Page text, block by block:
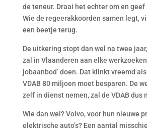
de teneur. Draai het echter om en geef
Wie de regeerakkoorden samen legt,
een beetje terug.
De uitkering stopt dan wel na twee
zal in Vlaanderen aan elke
jobaanbod’ doen. Dat klinkt vreemd
VDAB 80 miljoen moet besparen. De
zelf in dienst nemen, zal de VDAB dus
Wie dan wel? Volvo, voor hun nieuwe
elektrische auto’s? Een aantal